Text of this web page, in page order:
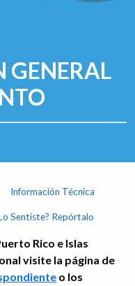
GENERAL
Información Técnica
Sentiste? Repórtalo
Rico e Islas
visite la página de
o los